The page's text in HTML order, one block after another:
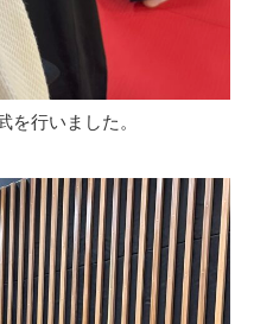
行いました。